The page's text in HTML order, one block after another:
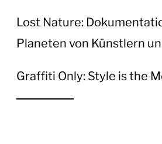
Lost Nature:
Planeten von Künstlern
Graffiti Only: Style is the